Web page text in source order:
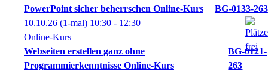
PowerPoint sicher beherrschen Online-Kurs
BG-0133-263
10.10.26 (1-mal) 10:30 - 12:30
Online-Kurs
Webseiten erstellen ganz ohne
Programmierkenntnisse Online-Kurs
BG-0121-
263